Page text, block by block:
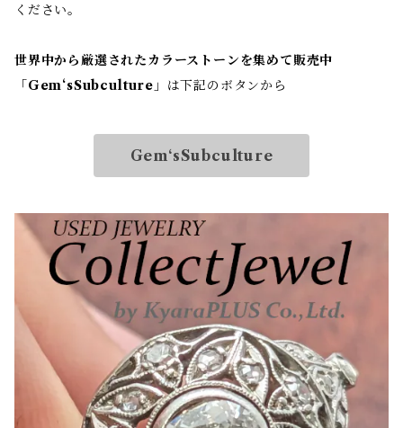
ください。
世界中から厳選されたカラーストーンを集めて販売中
「Gem‘sSubculture 」は下記のボタンから
Gem‘sSubculture